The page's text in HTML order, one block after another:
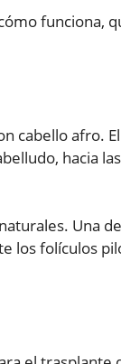
funciona,
cabello afro.
hacia
Una
los folículos